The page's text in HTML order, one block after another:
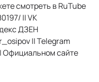
смотреть в RuTube
|| VK
ДЗЕН
|| Telegram
сайте